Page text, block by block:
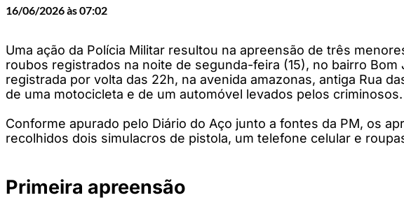
16/06/2026 às 07:02
Uma ação da Polícia Militar resultou na apreensão de três
roubos registrados na noite de segunda-feira (15), no bairro
registrada por volta das 22h, na avenida amazonas, antiga Rua
de uma motocicleta e de um automóvel levados pelos criminosos.
Conforme apurado pelo Diário do Aço junto a fontes da PM, os
recolhidos dois simulacros de pistola, um telefone celular e
Primeira apreensão